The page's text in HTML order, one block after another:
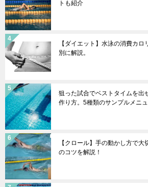
トも紹介
【ダイエット】水泳の消費カロ
別に解説。
狙った試合でベストタイムを出
作り方。5種類のサンプルメニ
【クロール】手の動かし方で
のコツを解説！